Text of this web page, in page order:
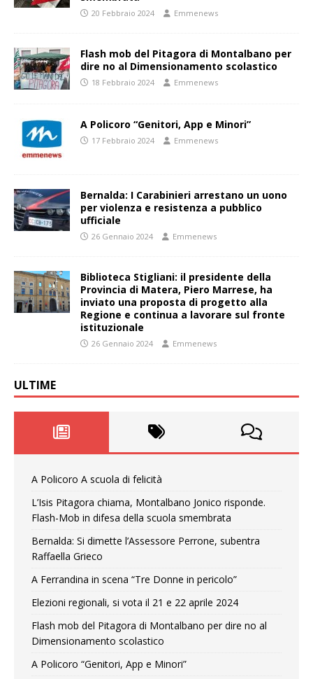
20 Febbraio 2024 Emmenews
Flash mob del Pitagora di Montalbano per
dire no al Dimensionamento scolastico
18 Febbraio 2024 Emmenews
A Policoro “Genitori, App e Minori”
17 Febbraio 2024 Emmenews
Bernalda: I Carabinieri arrestano un uono
per violenza e resistenza a pubblico
ufficiale
26 Gennaio 2024 Emmenews
Biblioteca Stigliani: il presidente della
Provincia di Matera, Piero Marrese, ha
inviato una proposta di progetto alla
Regione e continua a lavorare sul fronte
istituzionale
26 Gennaio 2024 Emmenews
ULTIME
A Policoro A scuola di felicità
L’Isis Pitagora chiama, Montalbano Jonico risponde.
Flash-Mob in difesa della scuola smembrata
Bernalda: Si dimette l’Assessore Perrone, subentra
Raffaella Grieco
A Ferrandina in scena “Tre Donne in pericolo”
Elezioni regionali, si vota il 21 e 22 aprile 2024
Flash mob del Pitagora di Montalbano per dire no al
Dimensionamento scolastico
A Policoro “Genitori, App e Minori”